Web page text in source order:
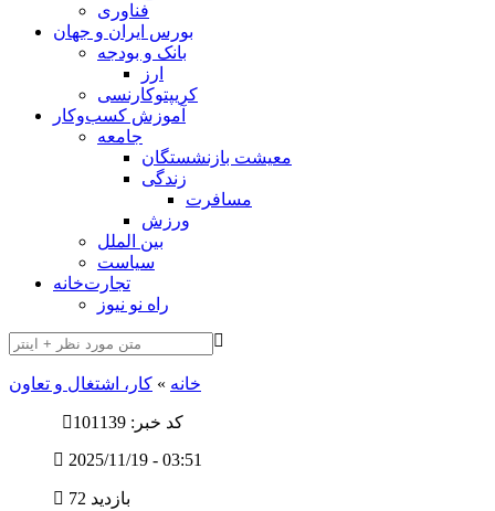
فناوری
بورس ایران و جهان
بانک و بودجه
ارز
کریپتوکارنسی
آموزش کسب‌وکار
جامعه
معیشت بازنشستگان
زندگی
مسافرت
ورزش
بین الملل
سیاست
تجارت‌خانه
راه نو نیوز
خانه » کار، اشتغال و تعاون
کد خبر: 101139
2025/11/19 - 03:51
72 بازدید